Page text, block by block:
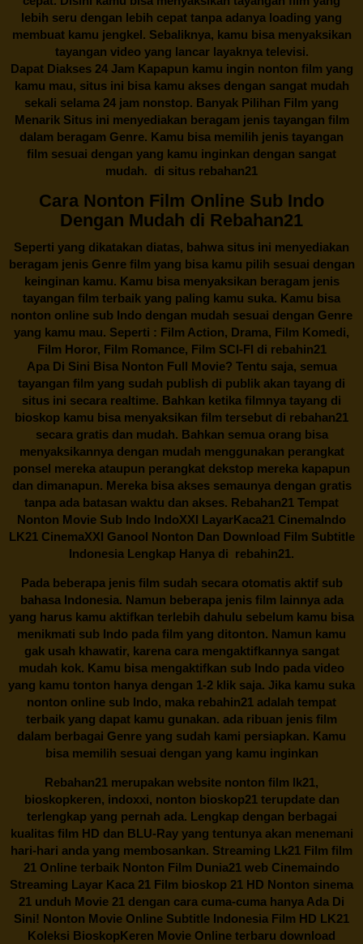
lebih seru dengan lebih cepat tanpa adanya loading yang
membuat kamu jengkel. Sebaliknya, kamu bisa menyaksikan
tayangan video yang lancar layaknya televisi.
Dapat Diakses 24 Jam Kapapun kamu ingin nonton film yang
kamu mau, situs ini bisa kamu akses dengan sangat mudah
sekali selama 24 jam nonstop. Banyak Pilihan Film yang
Menarik Situs ini menyediakan beragam jenis tayangan film
dalam beragam Genre. Kamu bisa memilih jenis tayangan
film sesuai dengan yang kamu inginkan dengan sangat
mudah. di situs rebahan21
Cara Nonton Film Online Sub Indo
Dengan Mudah di Rebahan21
Seperti yang dikatakan diatas, bahwa situs ini menyediakan
beragam jenis Genre film yang bisa kamu pilih sesuai dengan
keinginan kamu. Kamu bisa menyaksikan beragam jenis
tayangan film terbaik yang paling kamu suka. Kamu bisa
nonton online sub Indo dengan mudah sesuai dengan Genre
yang kamu mau. Seperti : Film Action, Drama, Film Komedi,
Film Horor, Film Romance, Film SCI-FI di rebahin21
Apa Di Sini Bisa Nonton Full Movie? Tentu saja, semua
tayangan film yang sudah publish di publik akan tayang di
situs ini secara realtime. Bahkan ketika filmnya tayang di
bioskop kamu bisa menyaksikan film tersebut di rebahan21
secara gratis dan mudah. Bahkan semua orang bisa
menyaksikannya dengan mudah menggunakan perangkat
ponsel mereka ataupun perangkat dekstop mereka kapapun
dan dimanapun. Mereka bisa akses semaunya dengan gratis
tanpa ada batasan waktu dan akses. Rebahan21 Tempat
Nonton Movie Sub Indo IndoXXI LayarKaca21 CinemaIndo
LK21 CinemaXXI Ganool Nonton Dan Download Film Subtitle
Indonesia Lengkap Hanya di rebahin21.
Pada beberapa jenis film sudah secara otomatis aktif sub
bahasa Indonesia. Namun beberapa jenis film lainnya ada
yang harus kamu aktifkan terlebih dahulu sebelum kamu bisa
menikmati sub Indo pada film yang ditonton. Namun kamu
gak usah khawatir, karena cara mengaktifkannya sangat
mudah kok. Kamu bisa mengaktifkan sub Indo pada video
yang kamu tonton hanya dengan 1-2 klik saja. Jika kamu suka
nonton online sub Indo, maka rebahin21 adalah tempat
terbaik yang dapat kamu gunakan. ada ribuan jenis film
dalam berbagai Genre yang sudah kami persiapkan. Kamu
bisa memilih sesuai dengan yang kamu inginkan
Rebahan21 merupakan website nonton film lk21,
bioskopkeren, indoxxi, nonton bioskop21 terupdate dan
terlengkap yang pernah ada. Lengkap dengan berbagai
kualitas film HD dan BLU-Ray yang tentunya akan menemani
hari-hari anda yang membosankan. Streaming Lk21 Film film
21 Online terbaik Nonton Film Dunia21 web Cinemaindo
Streaming Layar Kaca 21 Film bioskop 21 HD Nonton sinema
21 unduh Movie 21 dengan cara cuma-cuma hanya Ada Di
Sini! Nonton Movie Online Subtitle Indonesia Film HD LK21
Koleksi BioskopKeren Movie Online terbaru download